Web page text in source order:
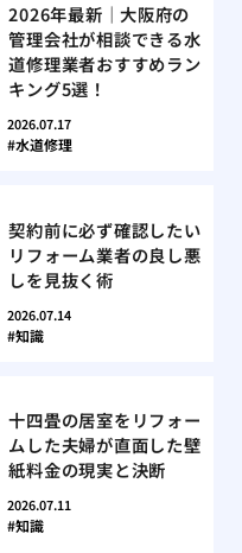
2026年最新｜大阪府の
管理会社が相談できる水
道修理業者おすすめラン
キング5選！
2026.07.17
水道修理
契約前に必ず確認したい
リフォーム業者の良し悪
しを見抜く術
2026.07.14
知識
十四畳の居室をリフォー
ムした夫婦が直面した壁
紙料金の現実と決断
2026.07.11
知識